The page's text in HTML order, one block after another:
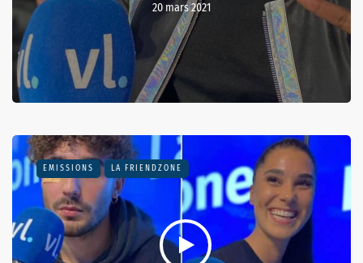
20 mars 2021
EMISSIONS LA FRIENDZONE